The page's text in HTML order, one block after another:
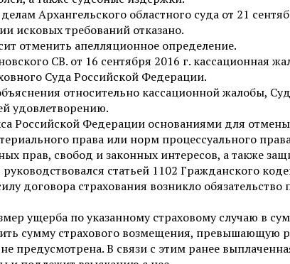
Архангельского областного суда от 21
исковых требований отказано.
отменить апелляционное определение.
СВ. от 16 сентября 2016 г. кассационная
Суда Российской Федерации.
относительно кассационной жалобы,
удовлетворению.
Российской Федерации основаниями для
права или норм процессуального
прав, свобод и законных интересов, а также
статьей 1102 Гражданского
договора страхования возникло
ущерба по указанному страховому случаю в
сумму страхового возмещения, превышающую
предусмотрена. В связи с этим ранее